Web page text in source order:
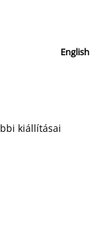
English
kiállításai